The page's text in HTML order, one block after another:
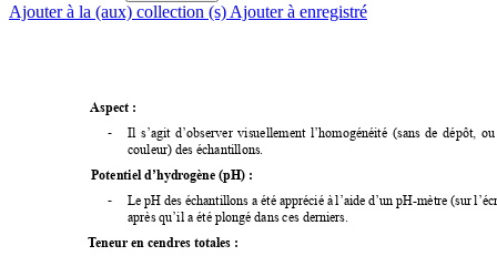
Ajouter à la (aux) collection (s) Ajouter à enregistré
Aspect :
- Il s’agit d’observer visuellement l’homogénéité (sans de dépôt, ou
couleur) des échantillons.
Potentiel d’hydrogène (pH) :
- Le pH des échantillons a été apprécié à l’aide d’un pH-mètre (sur
après qu’il a été plongé dans ces derniers.
Teneur en cendres totales :